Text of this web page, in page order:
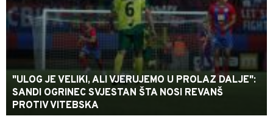
"ULOG JE VELIKI, ALI VJERUJEMO U PROLAZ DALJE":
SANDI OGRINEC SVJESTAN ŠTA NOSI REVANŠ
PROTIV VITEBSKA